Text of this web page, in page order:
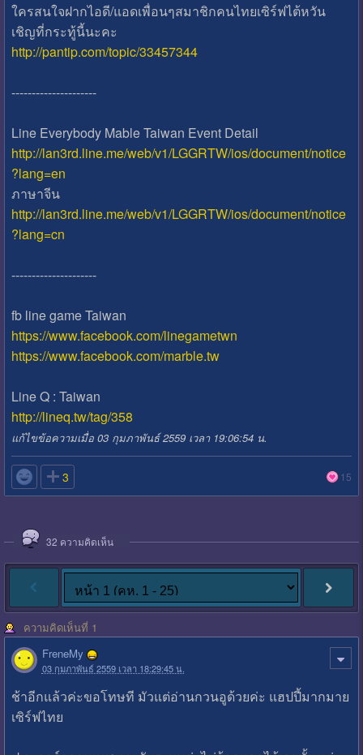
ใครสนใจฝากไอดี/แอดเพื่อนๆสมาชิกคนไทยเซิร์ฟไต้หวัน
เชิญที่กระทู้นี้นะคะ
http://pantip.com/topic/33457344
---------------------
Line Everybody Mable Taiwan Event Detail
http://lan3rd.line.me/web/v1/LGGRTW/ios/document/notice
?lang=en
ภาษาจีน
http://lan3rd.line.me/web/v1/LGGRTW/ios/document/notice
?lang=cn
---------------------
fb line game Taiwan
https://www.facebook.com/linegametwn
https://www.facebook.com/marble.tw
Line Q : Taiwan
http://lineq.tw/tag/358
แก้ไขข้อความเมื่อ 03 กุมภาพันธ์ 2559 เวลา 19:06:54 น.
 3 15
32 ความคิดเห็น
ความคิดเห็นที่ 1
FreneMy
03 กุมภาพันธ์ 2559 เวลา 18:29:45 น.
ช้าอีกแล้วค่ะขอโทษที มัวแต่อ่านกวนอูด้วยค่ะ แฮปปี้มากมาย
เซิร์ฟไทย